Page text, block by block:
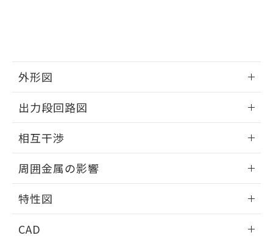
外形図
外形図
出力段回路図
出力段回路図
相互干渉
相互干渉
周囲金属の影響
周囲金属の影響
特性図
CAD
品・サービスに関するお客様との取
※当社の共同利用者とは、
の共同利用に関して"
用者の範囲」に記載されている法人を
とができます。
EU RoHS指令（10物質）の非含有証明書
51物質の非含有証明書（当社基準）
※本証明書は発行日時点で非含有を証明す
るもので、過去に遡って非含有を証明する
ものではありません。
物質の対応では、対応完了までの期間は出
荷製品に未対応品が混在することから備考
欄に対応日を記載しておりました。
既に当社にて対応品への在庫切替を完了